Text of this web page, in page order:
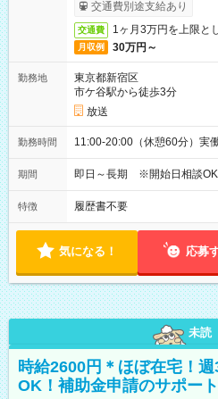
交通費別途支給あり
交通費 1ヶ月3万円を上限と
月収例 30万円～
勤務地
東京都新宿区
市ケ谷駅から徒歩3分
放送
勤務時間 11:00-20:00（休憩60分）実
期間 即日～長期 ※開始日相談OK
特徴 履歴書不要
気になる！ 応募
未読
時給2600円＊ほぼ在宅！
OK！補助金申請のサポー